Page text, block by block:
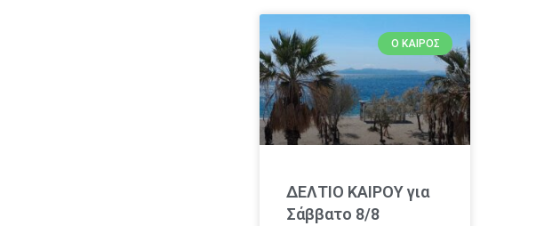
Ο ΚΑΙΡΌΣ
ΔΕΛΤΙΟ ΚΑΙΡΟΥ για
Σάββατο 8/8